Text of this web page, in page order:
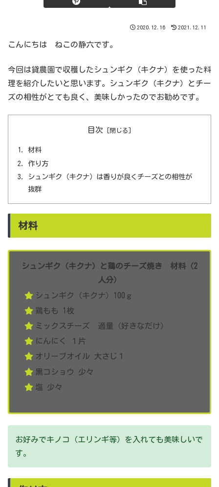
2020.12.16 2021.12.11
こんにちは ねこの静六です。
今回は貸農園で収穫したシュンギク（キクナ）を使った料
理を紹介したいと思います。シュンギク（キクナ）とチー
ズの相性がとても良く、美味しかったのでお勧めです。
目次
材料
作り方
シュンギク（キクナ）は香りが良くチーズとの相性が
抜群
材料
シュンギク（キクナ）と鶏のチーズ焼き 材料（2
人分）
シュンギク（キクナ）100ｇ
鶏もも 1枚
ミックスチーズ 適量（好きなだけ）
にんにく １片
オリーブオイル 大さじ１
黒コショウ 少々
塩 少々
お好みでキノコ（エリンギ等）を入れても美味しいで
す。